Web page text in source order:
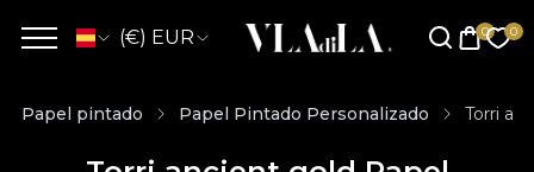
(€) EUR
Papel pintado Papel Pintado Personalizado Torri